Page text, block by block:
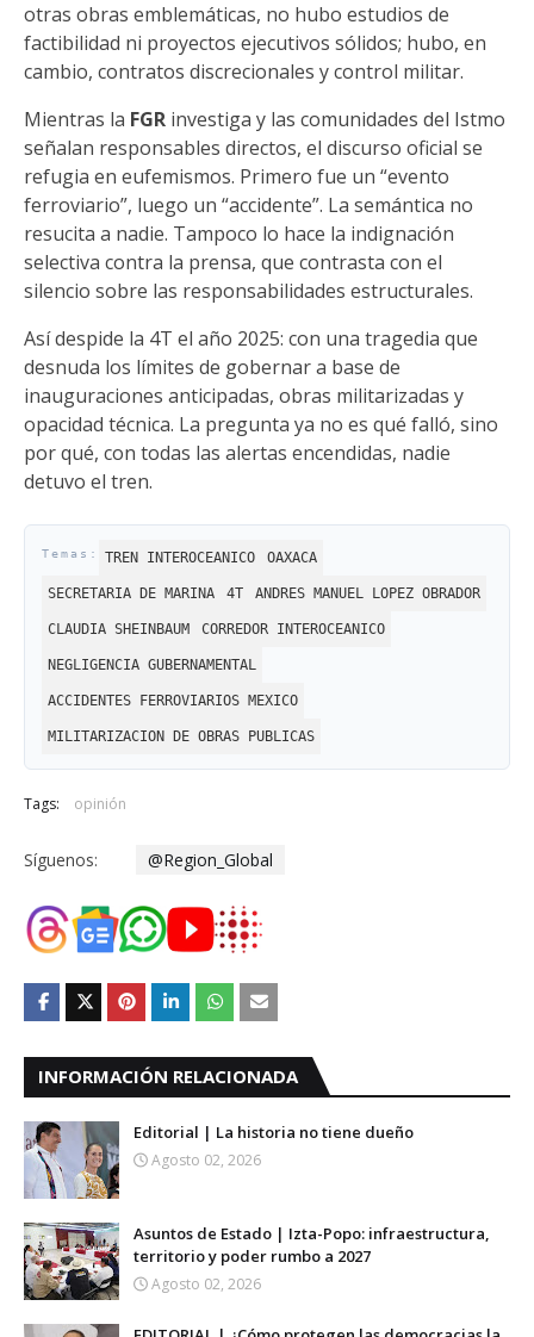
otras obras emblemáticas, no hubo estudios de
factibilidad ni proyectos ejecutivos sólidos; hubo, en
cambio, contratos discrecionales y control militar.
Mientras la FGR investiga y las comunidades del Istmo
señalan responsables directos, el discurso oficial se
refugia en eufemismos. Primero fue un “evento
ferroviario”, luego un “accidente”. La semántica no
resucita a nadie. Tampoco lo hace la indignación
selectiva contra la prensa, que contrasta con el
silencio sobre las responsabilidades estructurales.
Así despide la 4T el año 2025: con una tragedia que
desnuda los límites de gobernar a base de
inauguraciones anticipadas, obras militarizadas y
opacidad técnica. La pregunta ya no es qué falló, sino
por qué, con todas las alertas encendidas, nadie
detuvo el tren.
TREN INTEROCEANICO OAXACA
SECRETARIA DE MARINA 4T ANDRES MANUEL LOPEZ OBRADOR
CLAUDIA SHEINBAUM CORREDOR INTEROCEANICO
NEGLIGENCIA GUBERNAMENTAL
ACCIDENTES FERROVIARIOS MEXICO
MILITARIZACION DE OBRAS PUBLICAS
Tags: opinión
Síguenos: @Region_Global
INFORMACIÓN RELACIONADA
Editorial | La historia no tiene dueño
Agosto 02, 2026
Asuntos de Estado | Izta-Popo: infraestructura,
territorio y poder rumbo a 2027
Agosto 02, 2026